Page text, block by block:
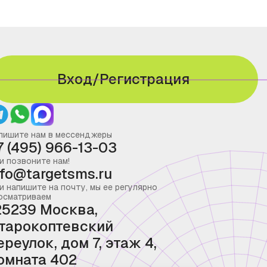
Вход/Регистрация
нам в мессенджеры
(495) 966-13-03
позвоните нам!
напишите на почту, мы ее регулярно
Москва,
дом 7, этаж 4,
402